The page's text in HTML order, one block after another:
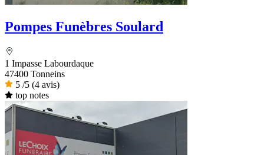
Pompes Funèbres Soulard
1 Impasse Labourdaque
47400 Tonneins
5 /5 (4 avis)
top notes